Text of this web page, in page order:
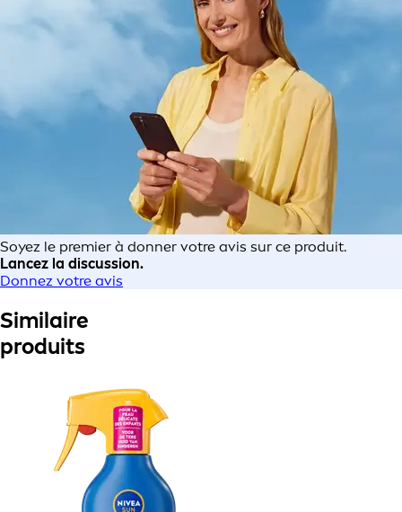
Soyez le premier à donner votre avis sur ce produit.
Lancez la discussion.
Donnez votre avis
Similaire
produits